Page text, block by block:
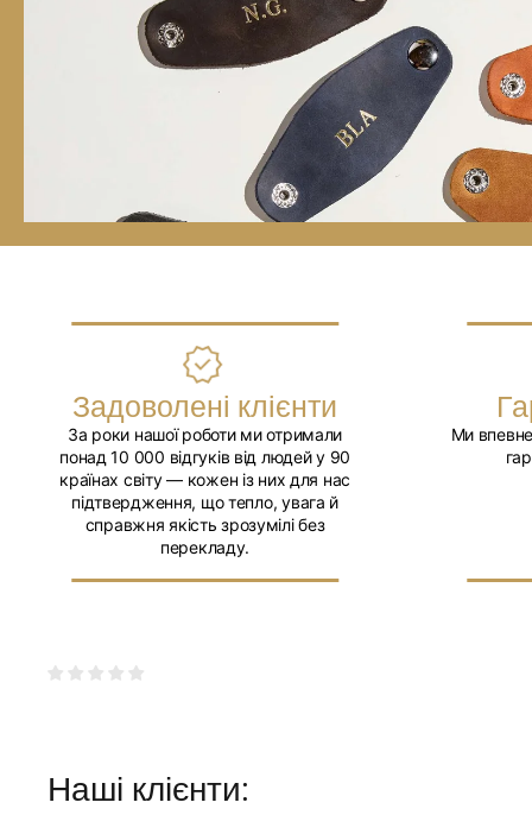
Задоволені клієнти
За роки нашої роботи ми отримали
понад 10 000 відгуків від людей у 90
країнах світу — кожен із них для нас
підтвердження, що тепло, увага й
справжня якість зрозумілі без
перекладу.
Ми
Наші клієнти: